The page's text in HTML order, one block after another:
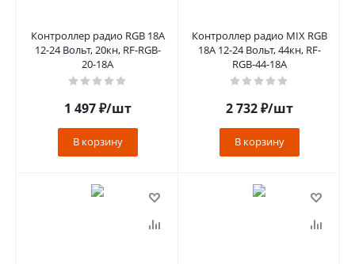
Контроллер радио RGB 18А
12-24 Вольт, 20кн, RF-RGB-
20-18A
1 497₽/шт
В корзину
Контроллер радио MIX RGB
18А 12-24 Вольт, 44кн, RF-
RGB-44-18A
2 732₽/шт
В корзину